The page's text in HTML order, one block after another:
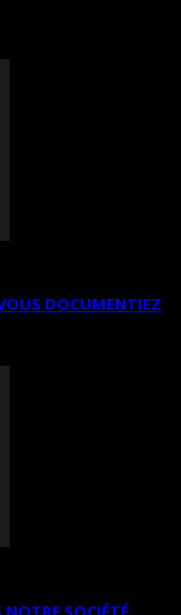
DOCUMENTIEZ